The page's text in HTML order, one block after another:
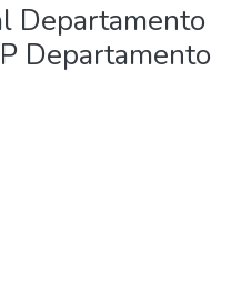
Departamento
Departamento